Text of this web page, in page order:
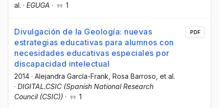
al. · EGUGA · 1
Divulgación de la Geología: nuevas
estrategias educativas para alumnos con
necesidades educativas especiales por
discapacidad intelectual
2014 · Alejandra García-Frank , Rosa Barroso , et al.
· DIGITAL.CSIC (Spanish National Research
Council (CSIC)) · 1
PDF